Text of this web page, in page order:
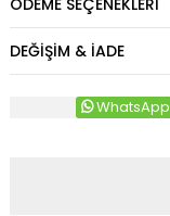
ÖDEME SEÇENEKLERI
DEĞIŞIM & İADE
WhatsApp